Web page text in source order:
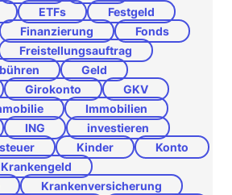
ETFs
Festgeld
Finanzierung
Fonds
Freistellungsauftrag
Geld
Girokonto
GKV
Immobilien
ING
investieren
Kinder
Konto
Krankengeld
Krankenversicherung